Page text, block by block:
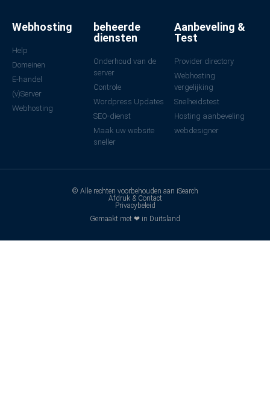
Webhosting
Help
Domeinen
E-handel
(v)Server
Webhosting
beheerde
diensten
Onderhoud van de
server
Controle
Wordpress Updates
SEO-dienst
Maak uw website
sneller
Aanbeveling &
Test
Provider directory
Webhosting
vergelijking
Snelheidstest
Hosting aanbeveling
webdesigner
© Alle rechten voorbehouden aan iSearch
Afdruk & Contact
Privacybeleid
Gemaakt met ❤ in Duitsland